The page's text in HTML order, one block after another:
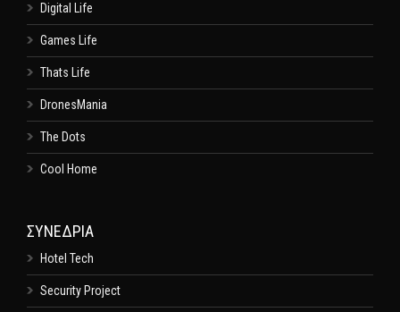
Digital Life
Games Life
Thats Life
DronesMania
The Dots
Cool Home
ΣΥΝΕΔΡΙΑ
Hotel Tech
Security Project